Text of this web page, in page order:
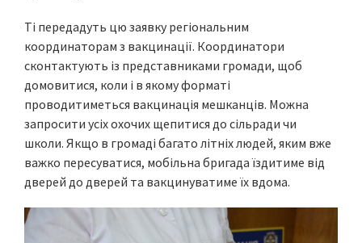
Ті передадуть цю заявку регіональним
координаторам з вакцинації. Координатори
сконтактують із представниками громади, щоб
домовитися, коли і в якому форматі
проводитиметься вакцинація мешканців. Можна
запросити усіх охочих щепитися до сільради чи
школи. Якщо в громаді багато літніх людей, яким вже
важко пересуватися, мобільна бригада їздитиме від
дверей до дверей та вакцинуватиме їх вдома.